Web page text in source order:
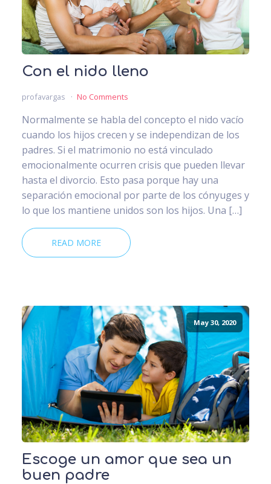
Con el nido lleno
profavargas No Comments
Normalmente se habla del concepto el nido vacío
cuando los hijos crecen y se independizan de los
padres. Si el matrimonio no está vinculado
emocionalmente ocurren crisis que pueden llevar
hasta el divorcio. Esto pasa porque hay una
separación emocional por parte de los cónyuges y
lo que los mantiene unidos son los hijos. Una […]
READ MORE
May 30, 2020
Escoge un amor que sea un
buen padre